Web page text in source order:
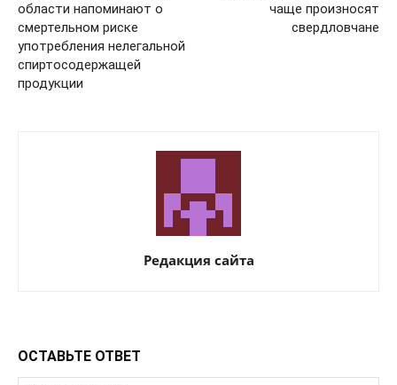
области напоминают о
смертельном риске
употребления нелегальной
спиртосодержащей
продукции
чаще произносят
свердловчане
Редакция сайта
ОСТАВЬТЕ ОТВЕТ